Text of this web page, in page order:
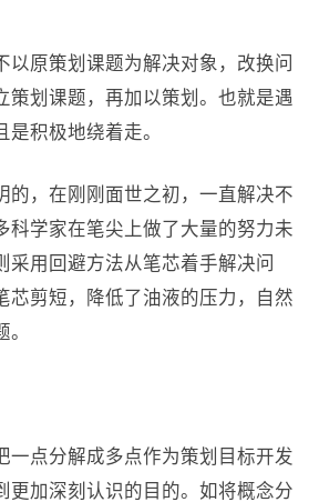
以原策划课题为解决对象，改换问
策划课题，再加以策划。也就是遇
积极地绕着走。
的，在刚刚面世之初，一直解决不
科学家在笔尖上做了大量的努力未
采用回避方法从笔芯着手解决问
芯剪短，降低了油液的压力，自然
一点分解成多点作为策划目标开发
更加深刻认识的目的。如将概念分